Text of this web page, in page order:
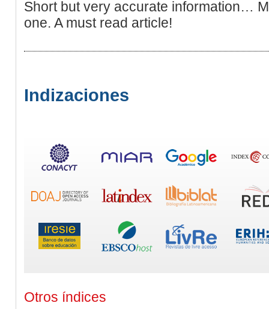
Short but very accurate information…
one. A must read article!
Indizaciones
Otros índices